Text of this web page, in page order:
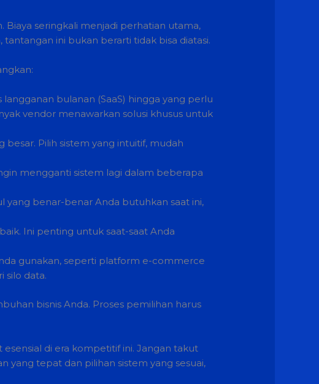
seringkali menjadi perhatian utama,
ini bukan berarti tidak bisa diatasi.
bulanan (SaaS) hingga yang perlu
vendor menawarkan solusi khusus untuk
Pilih sistem yang intuitif, mudah
mengganti sistem lagi dalam beberapa
benar-benar Anda butuhkan saat ini,
Ini penting untuk saat-saat Anda
gunakan, seperti platform e-commerce
silo data.
bisnis Anda. Proses pemilihan harus
di era kompetitif ini. Jangan takut
yang tepat dan pilihan sistem yang sesuai,